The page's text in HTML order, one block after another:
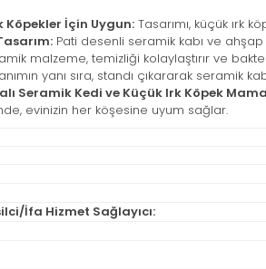
Köpekler İçin Uygun: Tasarımı, küçük ırk
Pati desenli seramik kabı ve
malzeme, temizliği kolaylaştırır ve
yanı sıra, standı çıkararak seramik
Seramik Kedi ve Küçük Irk Köpek Mama
evinizin her köşesine uyum sağlar.
İfa Hizmet Sağlayıcı: